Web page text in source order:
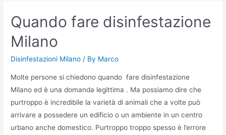
Milano
Quando fare disinfestazione
Milano
Disinfestazioni Milano / By Marco
Molte persone si chiedono quando fare disinfestazione
Milano ed è una domanda legittima . Ma possiamo dire che
purtroppo è incredibile la varietà di animali che a volte può
arrivare a possedere un edificio o un ambiente in un centro
urbano anche domestico. Purtroppo troppo spesso è l’errore